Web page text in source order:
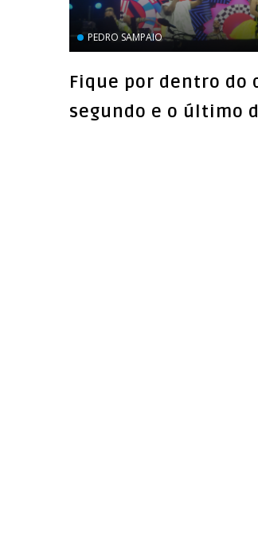
PEDRO SAMPAIO
Fique por dentro do
segundo e o último